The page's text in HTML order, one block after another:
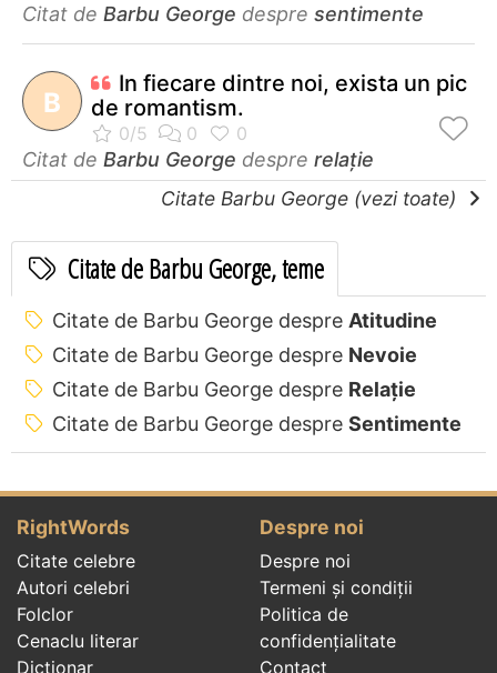
Citat de Barbu George despre sentimente
B
In fiecare dintre noi, exista un pic
de romantism.
Citat de Barbu George despre relație
Citate Barbu George (vezi toate)
Citate de Barbu George, teme
Citate de Barbu George despre Atitudine
Citate de Barbu George despre Nevoie
Citate de Barbu George despre Relație
Citate de Barbu George despre Sentimente
RightWords
Citate celebre
Autori celebri
Folclor
Cenaclu literar
Dicționar
Despre noi
Despre noi
Termeni și condiții
Politica de
confidenţialitate
Contact